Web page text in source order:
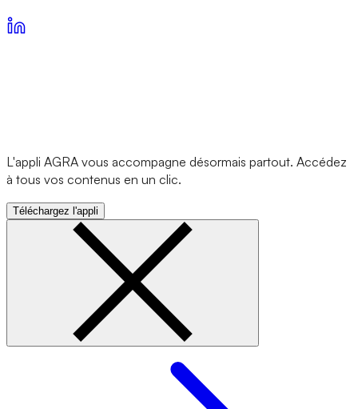
L'appli AGRA vous accompagne désormais partout. Accédez
à tous vos contenus en un clic.
Téléchargez l'appli